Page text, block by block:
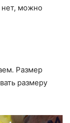
нет, можно
Размер
размеру